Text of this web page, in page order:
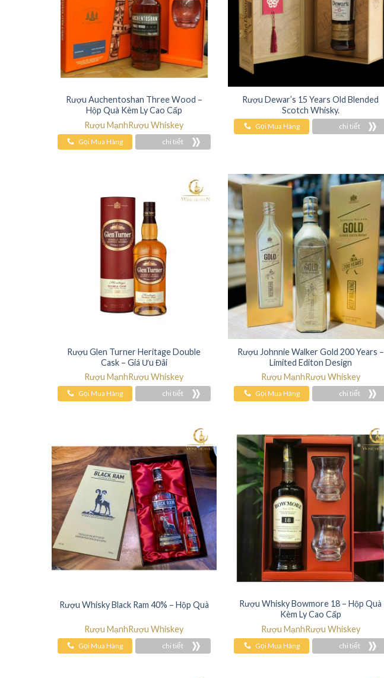
Rượu Auchentoshan Three Wood –
Hộp Quà Kèm Ly Cao Cấp
Rượu MạnhRượu Whiskey
Gọi Mua Hàng chi tiết
Rượu Dewar’s 15 Years Old Blended
Scotch Whisky.
Gọi Mua Hàng chi tiết
Rượu Glen Turner Heritage Double
Cask – Giá Ưu Đãi
Rượu MạnhRượu Whiskey
Gọi Mua Hàng chi tiết
Rượu Johnnie Walker Gold 200 Years –
Limited Editon Design
Rượu MạnhRượu Whiskey
Gọi Mua Hàng chi tiết
Rượu Whisky Black Ram 40% – Hộp Quà
Rượu MạnhRượu Whiskey
Gọi Mua Hàng chi tiết
Rượu Whisky Bowmore 18 – Hộp Quà
Kèm Ly Cao Cấp
Rượu MạnhRượu Whiskey
Gọi Mua Hàng chi tiết